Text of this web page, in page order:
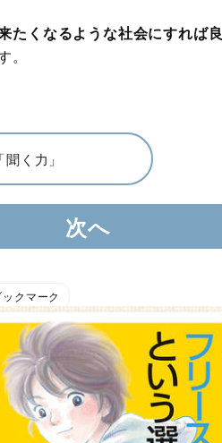
たくなるような社会にすれば良
く力」
次へ
ックマーク